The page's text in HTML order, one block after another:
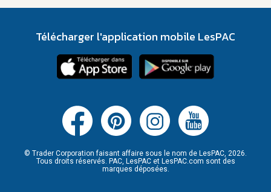
Télécharger l'application mobile LesPAC
© Trader Corporation faisant affaire sous le nom de LesPAC, 2026.
Tous droits réservés. PAC, LesPAC et LesPAC.com sont des
marques déposées.